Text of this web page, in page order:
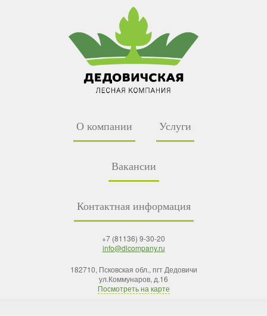
О компании Услуги
Вакансии
Контактная информация
+7 (81136) 9-30-20
info@dlcompany.ru
182710, Псковская обл., пгт Дедовичи
ул.Коммунаров, д.16
Посмотреть на карте